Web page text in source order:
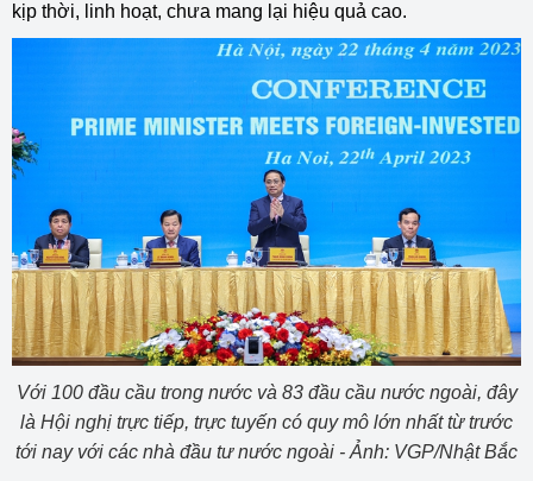
kịp thời, linh hoạt, chưa mang lại hiệu quả cao.
Với 100 đầu cầu trong nước và 83 đầu cầu nước ngoài, đây
là Hội nghị trực tiếp, trực tuyến có quy mô lớn nhất từ trước
tới nay với các nhà đầu tư nước ngoài - Ảnh: VGP/Nhật Bắc